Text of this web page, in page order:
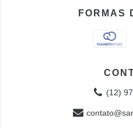
FORMAS
(12)